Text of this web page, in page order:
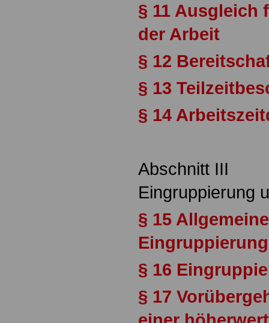
§ 11 Ausgleich
der Arbeit
§ 12
§ 13
§ 14
Abschnitt III
Eingruppierung
§ 15 Allgemeine
§ 16
§ 17